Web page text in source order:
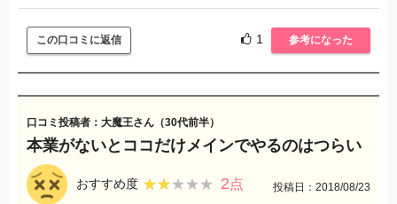
一日立ちっぱなしでコンサート開催時間中に少し休むくら
い。物販はいるとコンサート終了後の販売に向けて商品のチ
ェックや展示なんかもしなきゃいけないからほぼ一日立ちっ
ぱなしでした。
音漏れだったけど音楽聞きながら仕事できるし、割とスタッ
フの皆さんよくしてくれたので楽しかったですね。
ただ、体力仕事なわりに時給がちょっと安いんじゃないか
と……。交通費もあまり自宅から近いと出ないこともあるん
この口コミに返信 1 参考になった
口コミ投稿者：大魔王さん（30代前半）
本業がないとココだけメインでやるのはつらい
おすすめ度 ★★★★★
★★★★★ 2点 投稿日：2018/08/23